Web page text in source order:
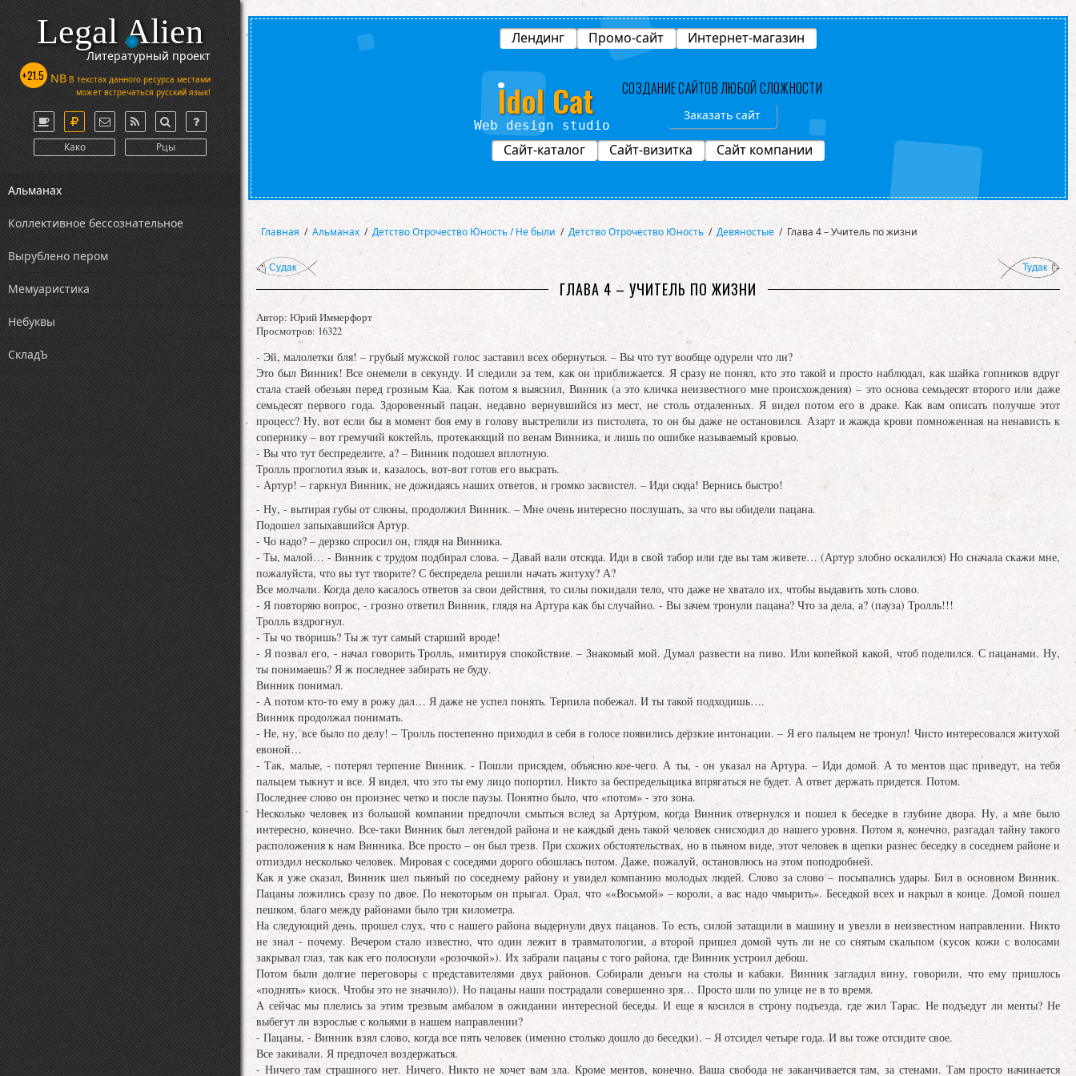
Legal Alien
Литературный проект
+21.5 NB В текстах данного ресурса местами
может встречаться русский язык!
Како Рцы
Альманах
Коллективное бессознательное
Вырублено пером
Мемуаристика
Небуквы
СкладЪ
Лендинг Промо-сайт Интернет-магазин
Idol Cat
Web design studio
СОЗДАНИЕ САЙТОВ ЛЮБОЙ СЛОЖНОСТИ
Заказать сайт
Сайт-каталог Сайт-визитка Сайт компании
Главная / Альманах / Детство Отрочество Юность / Не были / Детство Отрочество Юность / Девяностые / Глава 4 – Учитель по жизни
Судак Тудак
ГЛАВА 4 – УЧИТЕЛЬ ПО ЖИЗНИ
Автор: Юрий Иммерфорт
Просмотров: 16322
- Эй, малолетки бля! – грубый мужской голос заставил всех обернуться. – Вы что тут вообще одурели что ли?
Это был Винник! Все онемели в секунду. И следили за тем, как он приближается. Я сразу не понял, кто это такой и просто наблюдал, как шайка гопников вдруг
стала стаей обезьян перед грозным Каа. Как потом я выяснил, Винник (а это кличка неизвестного мне происхождения) – это основа семьдесят второго или даже
семьдесят первого года. Здоровенный пацан, недавно вернувшийся из мест, не столь отдаленных. Я видел потом его в драке. Как вам описать получше этот
процесс? Ну, вот если бы в момент боя ему в голову выстрелили из пистолета, то он бы даже не остановился. Азарт и жажда крови помноженная на ненависть к
сопернику – вот гремучий коктейль, протекающий по венам Винника, и лишь по ошибке называемый кровью.
- Вы что тут беспределите, а? – Винник подошел вплотную.
Тролль проглотил язык и, казалось, вот-вот готов его высрать.
- Артур! – гаркнул Винник, не дожидаясь наших ответов, и громко засвистел. – Иди сюда! Вернись быстро!
- Ну, - вытирая губы от слюны, продолжил Винник. – Мне очень интересно послушать, за что вы обидели пацана.
Подошел запыхавшийся Артур.
- Чо надо? – дерзко спросил он, глядя на Винника.
- Ты, малой… - Винник с трудом подбирал слова. – Давай вали отсюда. Иди в свой табор или где вы там живете… (Артур злобно оскалился) Но сначала скажи мне,
пожалуйста, что вы тут творите? С беспредела решили начать житуху? А?
Все молчали. Когда дело касалось ответов за свои действия, то силы покидали тело, что даже не хватало их, чтобы выдавить хоть слово.
- Я повторяю вопрос, - грозно ответил Винник, глядя на Артура как бы случайно. - Вы зачем тронули пацана? Что за дела, а? (пауза) Тролль!!!
Тролль вздрогнул.
- Ты чо творишь? Ты ж тут самый старший вроде!
- Я позвал его, - начал говорить Тролль, имитируя спокойствие. – Знакомый мой. Думал развести на пиво. Или копейкой какой, чтоб поделился. С пацанами. Ну,
ты понимаешь? Я ж последнее забирать не буду.
Винник понимал.
- А потом кто-то ему в рожу дал… Я даже не успел понять. Терпила побежал. И ты такой подходишь….
Винник продолжал понимать.
- Не, ну, все было по делу! – Тролль постепенно приходил в себя в голосе появились дерзкие интонации. – Я его пальцем не тронул! Чисто интересовался житухой
евоной…
- Так, малые, - потерял терпение Винник. - Пошли присядем, объясню кое-чего. А ты, - он указал на Артура. – Иди домой. А то ментов щас приведут, на тебя
пальцем тыкнут и все. Я видел, что это ты ему лицо попортил. Никто за беспредельщика впрягаться не будет. А ответ держать придется. Потом.
Последнее слово он произнес четко и после паузы. Понятно было, что «потом» - это зона.
Несколько человек из большой компании предпочли смыться вслед за Артуром, когда Винник отвернулся и пошел к беседке в глубине двора. Ну, а мне было
интересно, конечно. Все-таки Винник был легендой района и не каждый день такой человек снисходил до нашего уровня. Потом я, конечно, разгадал тайну такого
расположения к нам Винника. Все просто – он был трезв. При схожих обстоятельствах, но в пьяном виде, этот человек в щепки разнес беседку в соседнем районе и
отпиздил несколько человек. Мировая с соседями дорого обошлась потом. Даже, пожалуй, остановлюсь на этом поподробней.
Как я уже сказал, Винник шел пьяный по соседнему району и увидел компанию молодых людей. Слово за слово – посыпались удары. Бил в основном Винник.
Пацаны ложились сразу по двое. По некоторым он прыгал. Орал, что ««Восьмой» – короли, а вас надо чмырить». Беседкой всех и накрыл в конце. Домой пошел
пешком, благо между районами было три километра.
На следующий день, прошел слух, что с нашего района выдернули двух пацанов. То есть, силой затащили в машину и увезли в неизвестном направлении. Никто
не знал - почему. Вечером стало известно, что один лежит в травматологии, а второй пришел домой чуть ли не со снятым скальпом (кусок кожи с волосами
закрывал глаз, так как его полоснули «розочкой»). Их забрали пацаны с того района, где Винник устроил дебош.
Потом были долгие переговоры с представителями двух районов. Собирали деньги на столы и кабаки. Винник загладил вину, говорили, что ему пришлось
«поднять» киоск. Чтобы это не значило)). Но пацаны наши пострадали совершенно зря… Просто шли по улице не в то время.
А сейчас мы плелись за этим трезвым амбалом в ожидании интересной беседы. И еще я косился в строну подъезда, где жил Тарас. Не подъедут ли менты? Не
выбегут ли взрослые с кольями в нашем направлении?
- Пацаны, - Винник взял слово, когда все пять человек (именно столько дошло до беседки). – Я отсидел четыре года. И вы тоже отсидите свое.
Все закивали. Я предпочел воздержаться.
- Ничего там страшного нет. Ничего. Никто не хочет вам зла. Кроме ментов, конечно. Ваша свобода не заканчивается там, за стенами. Там просто начинается